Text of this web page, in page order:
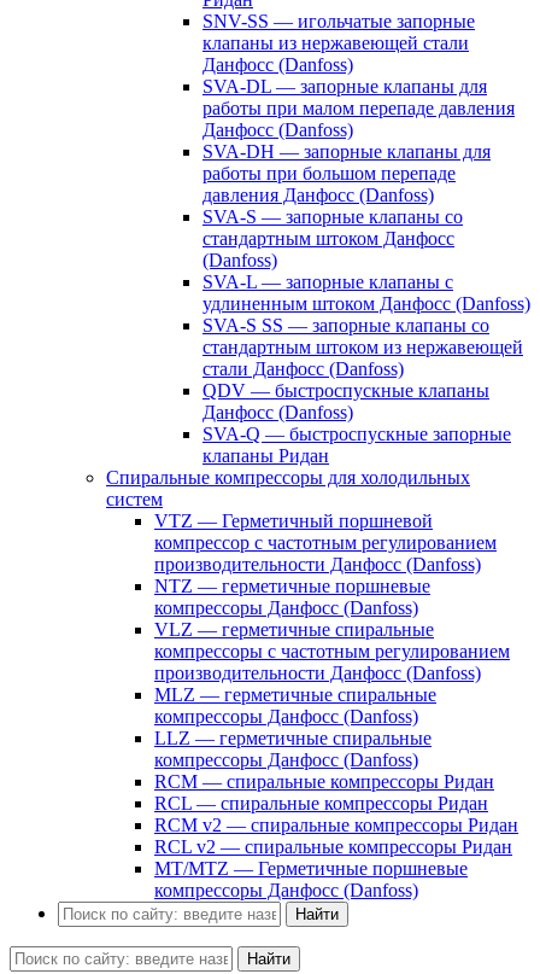
SNV-SS — игольчатые запорные
клапаны из нержавеющей стали
Данфосс (Danfoss)
SVA-DL — запорные клапаны для
работы при малом перепаде давления
Данфосс (Danfoss)
SVA-DH — запорные клапаны для
работы при большом перепаде
давления Данфосс (Danfoss)
SVA-S — запорные клапаны со
стандартным штоком Данфосс
(Danfoss)
SVA-L — запорные клапаны с
удлиненным штоком Данфосс (Danfoss)
SVA-S SS — запорные клапаны со
стандартным штоком из нержавеющей
стали Данфосс (Danfoss)
QDV — быстроспускные клапаны
Данфосс (Danfoss)
SVA-Q — быстроспускные запорные
клапаны Ридан
Спиральные компрессоры для холодильных
систем
VTZ — Герметичный поршневой
компрессор с частотным регулированием
производительности Данфосс (Danfoss)
NTZ — герметичные поршневые
компрессоры Данфосс (Danfoss)
VLZ — герметичные спиральные
компрессоры с частотным регулированием
производительности Данфосс (Danfoss)
MLZ — герметичные спиральные
компрессоры Данфосс (Danfoss)
LLZ — герметичные спиральные
компрессоры Данфосс (Danfoss)
RCM — спиральные компрессоры Ридан
RCL — спиральные компрессоры Ридан
RCM v2 — спиральные компрессоры Ридан
RCL v2 — спиральные компрессоры Ридан
MT/MTZ — Герметичные поршневые
компрессоры Данфосс (Danfoss)
Найти
Найти